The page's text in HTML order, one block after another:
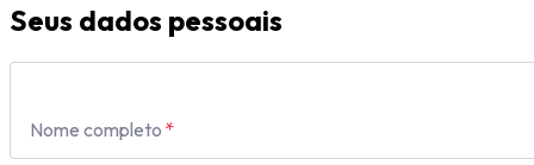
Seus dados pessoais
Nome completo *